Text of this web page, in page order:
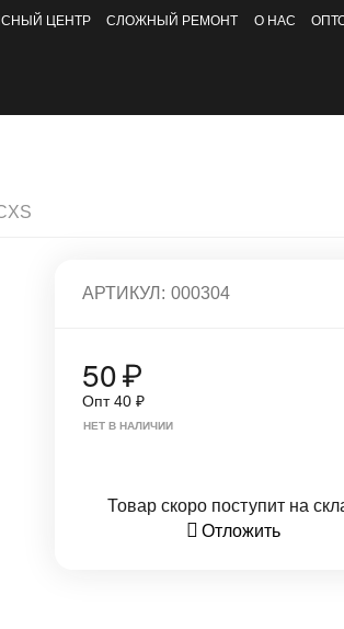
ЦЕНТР СЛОЖНЫЙ РЕМОНТ О НАС
АРТИКУЛ: 000304
50₽
Опт40 ₽
НЕТ В НАЛИЧИИ
Товар скоро поступит на
Отложить